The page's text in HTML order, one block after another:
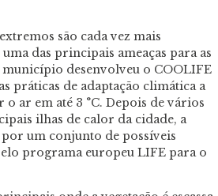
são cada vez mais
das principais ameaças para as
município desenvolveu o COOLIFE
práticas de adaptação climática a
ar em até 3 °C. Depois de vários
ilhas de calor da cidade, a
um conjunto de possíveis
programa europeu LIFE para o